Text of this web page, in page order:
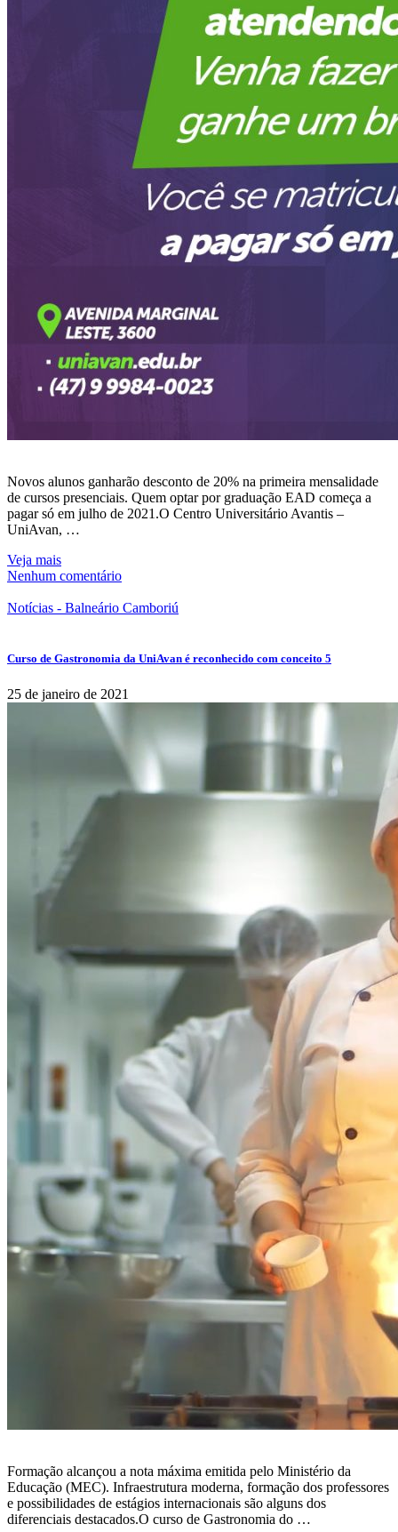
Novos alunos ganharão desconto de 20% na primeira mensalidade
de cursos presenciais. Quem optar por graduação EAD começa a
pagar só em julho de 2021.O Centro Universitário Avantis –
UniAvan, …
Veja mais
Nenhum comentário
Notícias - Balneário Camboriú
Curso de Gastronomia da UniAvan é reconhecido com conceito 5
25 de janeiro de 2021
Formação alcançou a nota máxima emitida pelo Ministério da
Educação (MEC). Infraestrutura moderna, formação dos professores
e possibilidades de estágios internacionais são alguns dos
diferenciais destacados.O curso de Gastronomia do …